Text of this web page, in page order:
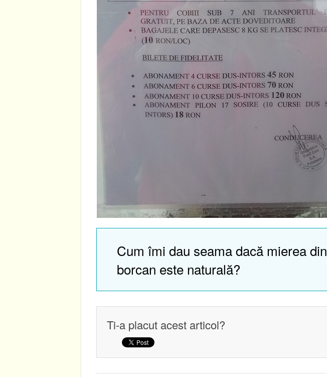
Cum îmi dau seama dacă mierea din
borcan este naturală?
Ti-a placut acest articol?